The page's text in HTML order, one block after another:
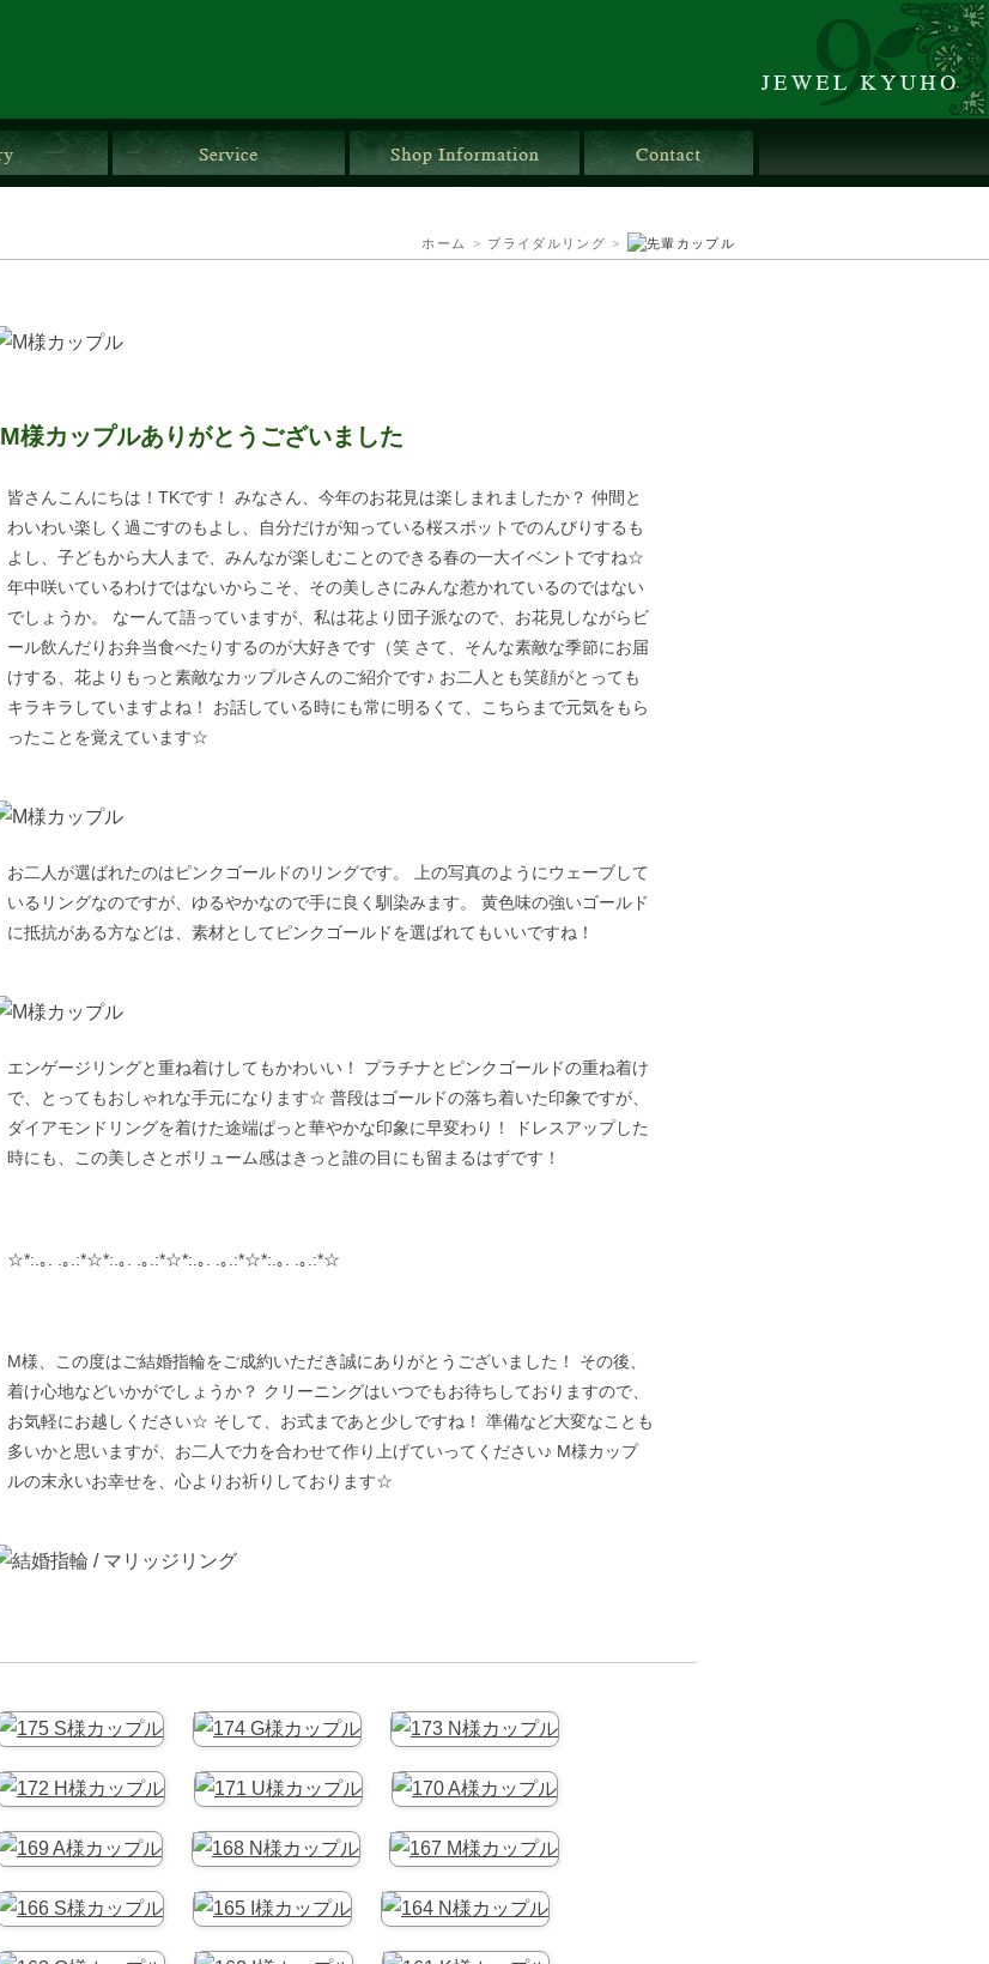
ジュエリー サービス 店舗情報
ホーム > ブライダルリング >
M様カップルありがとうございました
皆さんこんにちは！TKです！ みなさん、今年のお花見は楽しまれましたか？ 仲間と
わいわい楽しく過ごすのもよし、自分だけが知っている桜スポットでのんびりするも
よし、子どもから大人まで、みんなが楽しむことのできる春の一大イベントですね☆
年中咲いているわけではないからこそ、その美しさにみんな惹かれているのではない
でしょうか。 なーんて語っていますが、私は花より団子派なので、お花見しながらビ
ール飲んだりお弁当食べたりするのが大好きです（笑 さて、そんな素敵な季節にお届
けする、花よりもっと素敵なカップルさんのご紹介です♪ お二人とも笑顔がとっても
キラキラしていますよね！ お話している時にも常に明るくて、こちらまで元気をもら
ったことを覚えています☆
お二人が選ばれたのはピンクゴールドのリングです。 上の写真のようにウェーブして
いるリングなのですが、ゆるやかなので手に良く馴染みます。 黄色味の強いゴールド
に抵抗がある方などは、素材としてピンクゴールドを選ばれてもいいですね！
エンゲージリングと重ね着けしてもかわいい！ プラチナとピンクゴールドの重ね着け
で、とってもおしゃれな手元になります☆ 普段はゴールドの落ち着いた印象ですが、
ダイアモンドリングを着けた途端ぱっと華やかな印象に早変わり！ ドレスアップした
時にも、この美しさとボリューム感はきっと誰の目にも留まるはずです！
☆*:.｡. .｡.:*☆*:.｡. .｡.:*☆*:.｡. .｡.:*☆*:.｡. .｡.:*☆
M様、この度はご結婚指輪をご成約いただき誠にありがとうございました！ その後、
着け心地などいかがでしょうか？ クリーニングはいつでもお待ちしておりますので、
お気軽にお越しください☆ そして、お式まであと少しですね！ 準備など大変なことも
多いかと思いますが、お二人で力を合わせて作り上げていってください♪ M様カップ
ルの末永いお幸せを、心よりお祈りしております☆